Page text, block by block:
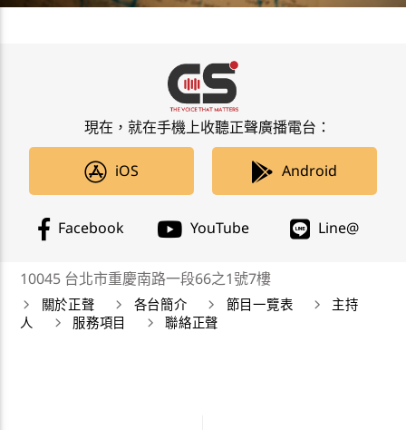
現在，就在手機上收聽正聲廣播電台：
iOS Android
Facebook YouTube Line@
10045 台北市重慶南路一段66之1號7樓
關於正聲
各台簡介 節目一覽表
主持
人
服務項目 聯絡正聲